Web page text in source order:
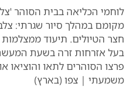
לוחמי הכליאה בבית הסוהר
מקומם במהלך סיור שגרתי:
חצר הטיולים. תיעוד
בעל אזרחות זרה בשעת
פרצו הסוהרים לתאו והוציאו
משמעתי | צפו (בארץ)